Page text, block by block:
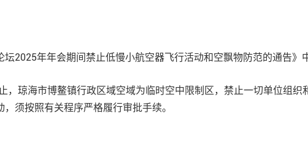
2025年年会期间禁止低慢小航空器飞行活动和空飘物防范的通告》
，琼海市博鳌镇行政区域空域为临时空中限制区，禁止一切单位组织
须按照有关程序严格履行审批手续。